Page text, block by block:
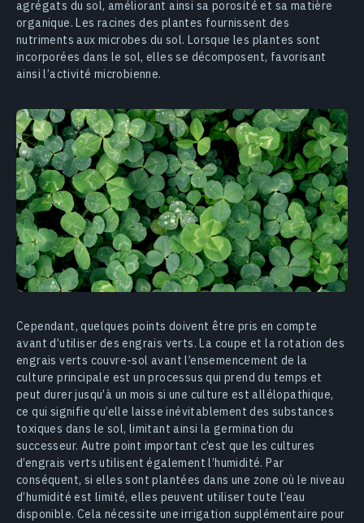
agrégats du sol, améliorant ainsi sa porosité et sa matière
organique. Les racines des plantes fournissent des
nutriments aux microbes du sol. Lorsque les plantes sont
incorporées dans le sol, elles se décomposent, favorisant
ainsi l’activité microbienne.
Cependant, quelques points doivent être pris en compte
avant d’utiliser des engrais verts. La coupe et la rotation des
engrais verts couvre-sol avant l’ensemencement de la
culture principale est un processus qui prend du temps et
peut durer jusqu’à un mois si une culture est allélopathique,
ce qui signifie qu’elle laisse inévitablement des substances
toxiques dans le sol, limitant ainsi la germination du
successeur. Autre point important c’est que les cultures
d’engrais verts utilisent également l’humidité. Par
conséquent, si elles sont plantées dans une zone où le niveau
d’humidité est limité, elles peuvent utiliser toute l’eau
disponible. Cela nécessite une irrigation supplémentaire pour